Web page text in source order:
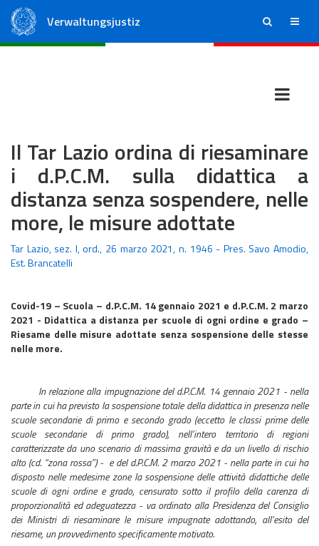
Verwaltungsjustiz ricerca menu
Il Tar Lazio ordina di riesaminare
i d.P.C.M. sulla didattica a
distanza senza sospendere, nelle
more, le misure adottate
Tar Lazio, sez. I, ord., 26 marzo 2021, n. 1946 - Pres. Savo Amodio,
Est. Brancatelli
Covid-19 – Scuola – d.P.C.M. 14 gennaio 2021 e d.P.C.M. 2 marzo
2021 - Didattica a distanza per scuole di ogni ordine e grado –
Riesame delle misure adottate senza sospensione delle stesse
nelle more.
In relazione alla impugnazione del d.P.C.M. 14 gennaio 2021 - nella
parte in cui ha previsto la sospensione totale della didattica in presenza nelle
scuole secondarie di primo e secondo grado (eccetto le classi prime delle
scuole secondarie di primo grado), nell’intero territorio di regioni
caratterizzate da uno scenario di massima gravità e da un livello di rischio
alto (cd. “zona rossa”) - e del d.P.C.M. 2 marzo 2021 - nella parte in cui ha
disposto nelle medesime zone la sospensione delle attività didattiche delle
scuole di ogni ordine e grado, censurato sotto il profilo della carenza di
proporzionalità ed adeguatezza - va ordinato alla Presidenza del Consiglio
dei Ministri di riesaminare le misure impugnate adottando, all’esito del
riesame, un provvedimento specificamente motivato.